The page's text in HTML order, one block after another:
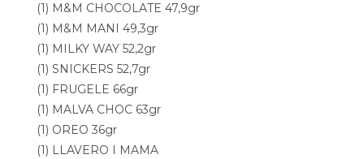
(1) M&M CHOCOLATE 47,9gr
(1) M&M MANI 49,3gr
(1) MILKY WAY 52,2gr
(1) SNICKERS 52,7gr
(1) FRUGELE 66gr
(1) MALVA CHOC 63gr
(1) OREO 36gr
(1) LLAVERO I MAMA